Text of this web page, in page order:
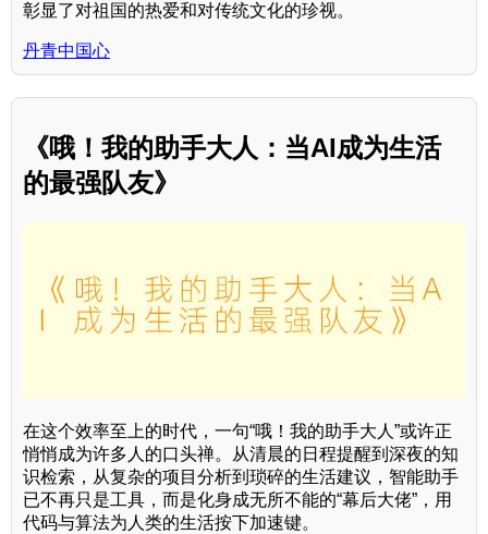
彰显了对祖国的热爱和对传统文化的珍视。
丹青中国心
《哦！我的助手大人：当AI成为生活
的最强队友》
在这个效率至上的时代，一句“哦！我的助手大人”或许正
悄悄成为许多人的口头禅。从清晨的日程提醒到深夜的知
识检索，从复杂的项目分析到琐碎的生活建议，智能助手
已不再只是工具，而是化身成无所不能的“幕后大佬”，用
代码与算法为人类的生活按下加速键。